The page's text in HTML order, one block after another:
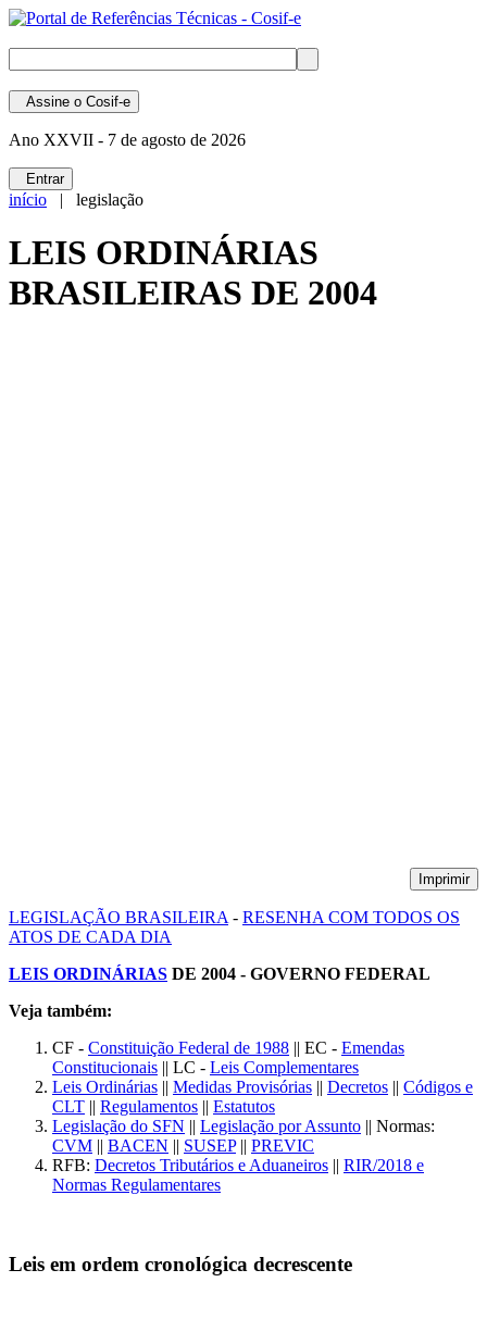
Assine o Cosif-e
Ano XXVII - 7 de agosto de 2026
Entrar
início | legislação
LEIS ORDINÁRIAS
BRASILEIRAS DE 2004
Imprimir
LEGISLAÇÃO BRASILEIRA - RESENHA COM TODOS OS
ATOS DE CADA DIA
LEIS ORDINÁRIAS DE 2004 - GOVERNO FEDERAL
Veja também:
CF - Constituição Federal de 1988 || EC - Emendas
Constitucionais || LC - Leis Complementares
Leis Ordinárias || Medidas Provisórias || Decretos || Códigos e
CLT || Regulamentos || Estatutos
Legislação do SFN || Legislação por Assunto || Normas:
CVM || BACEN || SUSEP|| PREVIC
RFB: Decretos Tributários e Aduaneiros || RIR/2018 e
Normas Regulamentares
Leis em ordem cronológica decrescente